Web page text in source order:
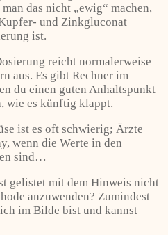
das nicht „ewig“ machen,
und Zinkgluconat
ist.
reicht normalerweise
aus. Es gibt Rechner im
du einen guten Anhaltspunkt
wie es künftig klappt.
ist es oft schwierig; Ärzte
wenn die Werte in den
sind…
gelistet mit dem Hinweis nicht
anzuwenden? Zumindest
im Bilde bist und kannst